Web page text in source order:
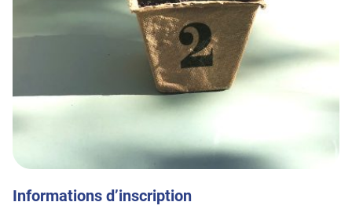
Informations d’inscription